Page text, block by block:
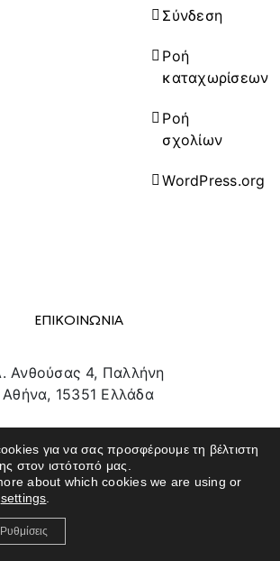
Σύνδεση
Ροή
καταχωρίσεων
Ροή
σχολίων
WordPress.org
ΕΠΙΚΟΙΝΩΝΙΑ
Ανθούσας 4, Παλλήνη
Αθήνα, 15351 Ελλάδα
info@texpo.gr
211 180 1801
SITE MAP
για να σας προσφέρουμε τη βέλτιστη
στον ιστότοπό μας.
about which cookies we are using or
settings
Ρυθμίσεις